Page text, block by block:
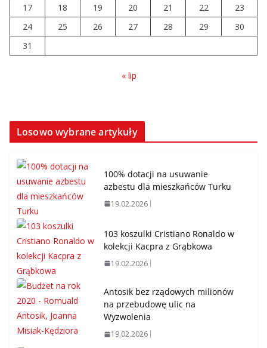
17
18 19 20 21 22
23
24
25 26 27 28 29
30
31
« lip
Losowo wybrane artykuły
100% dotacji na usuwanie
azbestu dla mieszkańców Turku
19.02.2026
103 koszulki Cristiano Ronaldo w
kolekcji Kacpra z Grąbkowa
19.02.2026
Antosik bez rządowych milionów
na przebudowę ulic na
Wyzwolenia
19.02.2026